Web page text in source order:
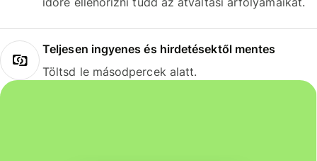
Teljesen ingyenes és hirdetésektől mentes
Töltsd le másodpercek alatt.